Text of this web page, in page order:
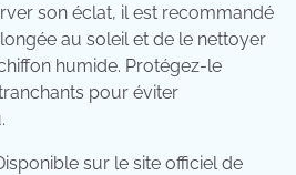
son éclat, il est recommandé
au soleil et de le nettoyer
humide. Protégez-le
pour éviter
sur le site officiel de